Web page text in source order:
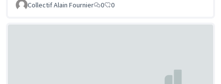
Collectif Alain Fournier
0 0